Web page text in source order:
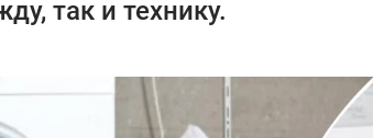
так и технику.